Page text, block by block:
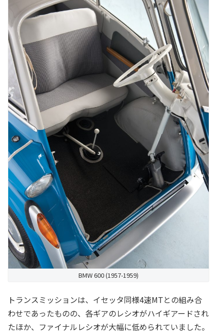
BMW 600 (1957-1959)
トランスミッションは、イセッタ同様4速MTとの組み合
わせであったものの、各ギアのレシオがハイギアードされ
たほか、ファイナルレシオが大幅に低められていました。